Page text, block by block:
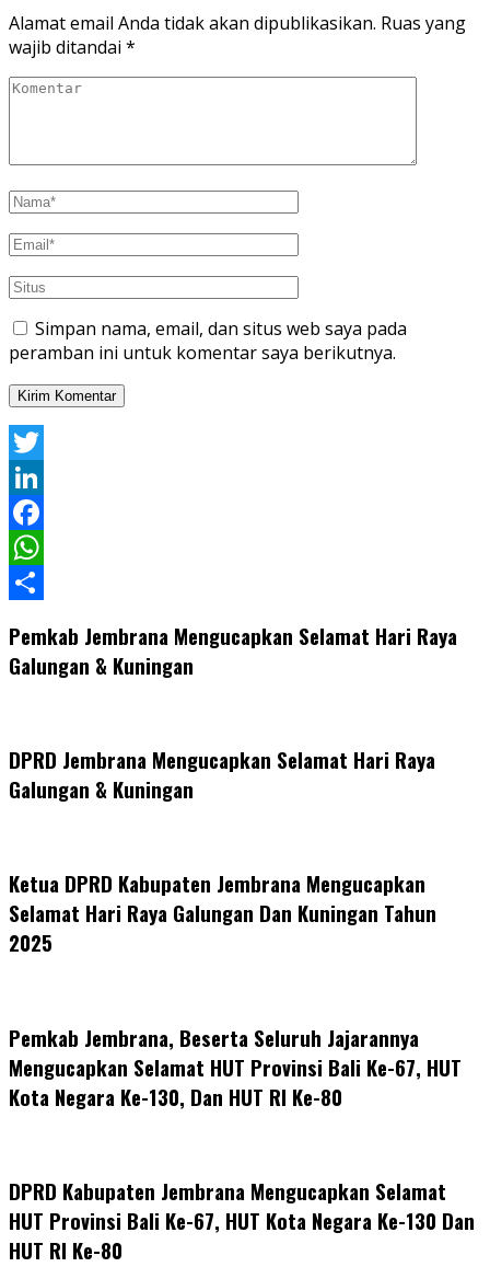
Alamat email Anda tidak akan dipublikasikan. Ruas yang
wajib ditandai *
Simpan nama, email, dan situs web saya pada
peramban ini untuk komentar saya berikutnya.
Twitter
LinkedIn
Facebook
WhatsApp
Pemkab Jembrana Mengucapkan Selamat Hari Raya
Galungan & Kuningan
DPRD Jembrana Mengucapkan Selamat Hari Raya
Galungan & Kuningan
Ketua DPRD Kabupaten Jembrana Mengucapkan
Selamat Hari Raya Galungan Dan Kuningan Tahun
2025
Pemkab Jembrana, Beserta Seluruh Jajarannya
Mengucapkan Selamat HUT Provinsi Bali Ke-67, HUT
Kota Negara Ke-130, Dan HUT RI Ke-80
DPRD Kabupaten Jembrana Mengucapkan Selamat
HUT Provinsi Bali Ke-67, HUT Kota Negara Ke-130 Dan
HUT RI Ke-80